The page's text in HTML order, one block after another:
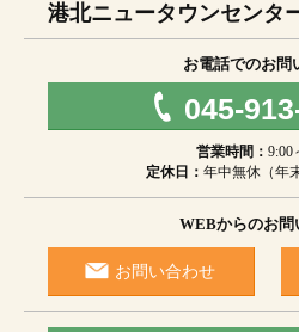
港北ニュータウンセンタ
お電話でのお問
045-
営業時間： 9:00
定休日： 年中無休（年
WEBからのお問
お問い合わせ